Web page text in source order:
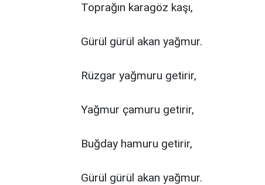
Toprağın karagöz kaşı,
Gürül gürül akan yağmur.
Rüzgar yağmuru getirir,
Yağmur çamuru getirir,
Buğday hamuru getirir,
Gürül gürül akan yağmur.